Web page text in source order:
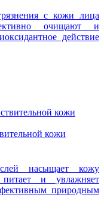
с кожи лица
очищают и
действие
кожи
насыщает кожу
и увлажняет
природным